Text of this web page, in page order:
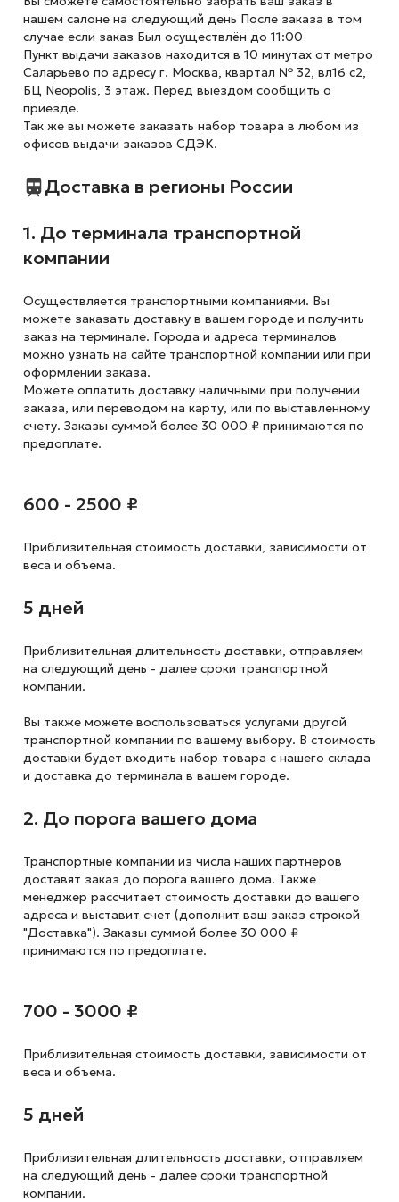
нашем салоне на следующий день После заказа в том
случае если заказ Был осуществлён до 11:00
Пункт выдачи заказов находится в 10 минутах от метро
Саларьево по адресу г. Москва, квартал № 32, вл16 с2,
БЦ Neopolis, 3 этаж. Перед выездом сообщить о
приезде.
Так же вы можете заказать набор товара в любом из
офисов выдачи заказов СДЭК.
Доставка в регионы России
1. До терминала транспортной
компании
Осуществляется транспортными компаниями. Вы
можете заказать доставку в вашем городе и получить
заказ на терминале. Города и адреса терминалов
можно узнать на сайте транспортной компании или при
оформлении заказа.
Можете оплатить доставку наличными при получении
заказа, или переводом на карту, или по выставленному
счету. Заказы суммой более 30 000 ₽ принимаются по
предоплате.
600 - 2500 ₽
Приблизительная стоимость доставки, зависимости от
веса и объема.
5 дней
Приблизительная длительность доставки, отправляем
на следующий день - далее сроки транспортной
компании.
Вы также можете воспользоваться услугами другой
транспортной компании по вашему выбору. В стоимость
доставки будет входить набор товара с нашего склада
и доставка до терминала в вашем городе.
2. До порога вашего дома
Транспортные компании из числа наших партнеров
доставят заказ до порога вашего дома. Также
менеджер рассчитает стоимость доставки до вашего
адреса и выставит счет (дополнит ваш заказ строкой
"Доставка"). Заказы суммой более 30 000 ₽
принимаются по предоплате.
700 - 3000 ₽
Приблизительная стоимость доставки, зависимости от
веса и объема.
5 дней
Приблизительная длительность доставки, отправляем
на следующий день - далее сроки транспортной
компании.